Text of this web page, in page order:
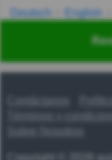
Deutsch English
Contáctanos
Términos y
Copyright © 2026